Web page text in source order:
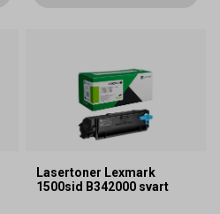
Lasertoner Lexmark
1500sid B342000 svart